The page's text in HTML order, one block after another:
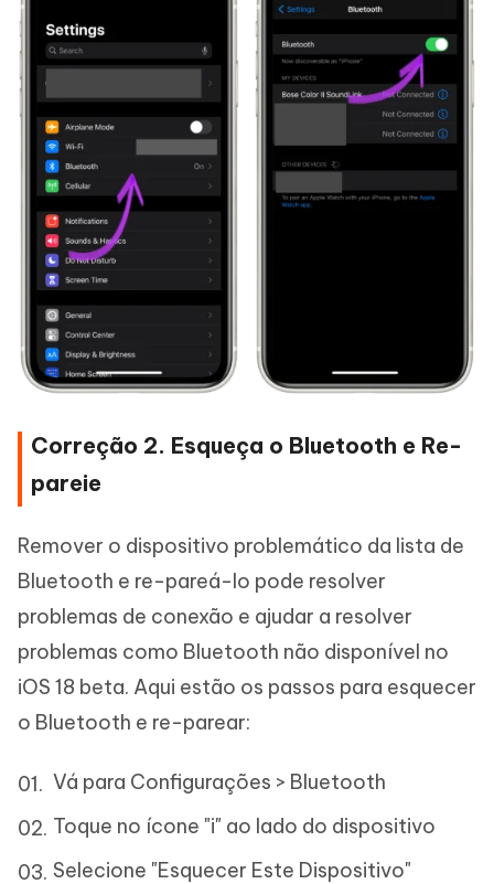
Correção 2. Esqueça o Bluetooth e Re-
pareie
Remover o dispositivo problemático da lista de
Bluetooth e re-pareá-lo pode resolver
problemas de conexão e ajudar a resolver
problemas como Bluetooth não disponível no
iOS 18 beta. Aqui estão os passos para esquecer
o Bluetooth e re-parear:
Vá para Configurações > Bluetooth
Toque no ícone "i" ao lado do dispositivo
Selecione "Esquecer Este Dispositivo"